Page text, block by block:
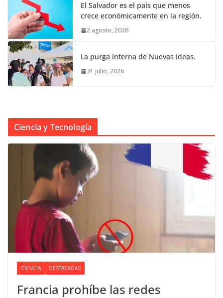
El Salvador es el país que menos
crece económicamente en la región.
2 agosto, 2026
La purga interna de Nuevas Ideas.
31 julio, 2026
Ciencia y Tecnología
CIENCIA DESTACADAS
Francia prohíbe las redes